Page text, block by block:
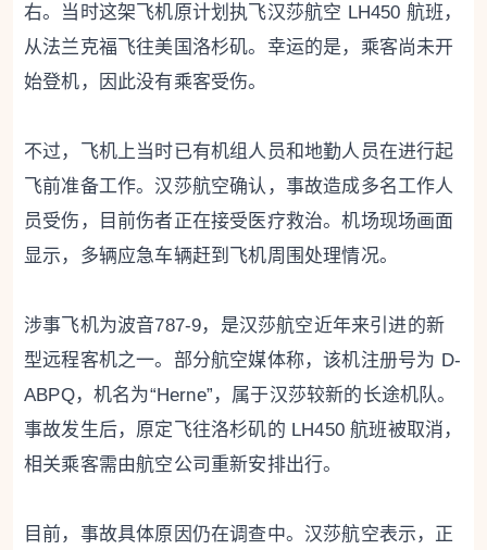
右。当时这架飞机原计划执飞汉莎航空 LH450 航班，
从法兰克福飞往美国洛杉矶。幸运的是，乘客尚未开
始登机，因此没有乘客受伤。
不过，飞机上当时已有机组人员和地勤人员在进行起
飞前准备工作。汉莎航空确认，事故造成多名工作人
员受伤，目前伤者正在接受医疗救治。机场现场画面
显示，多辆应急车辆赶到飞机周围处理情况。
涉事飞机为波音787-9，是汉莎航空近年来引进的新
型远程客机之一。部分航空媒体称，该机注册号为 D-
ABPQ，机名为“Herne”，属于汉莎较新的长途机队。
事故发生后，原定飞往洛杉矶的 LH450 航班被取消，
相关乘客需由航空公司重新安排出行。
目前，事故具体原因仍在调查中。汉莎航空表示，正